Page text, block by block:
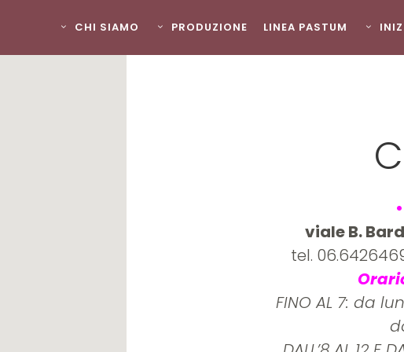
CHI SIAMO PRODUZIONE LINEA PASTUM
viale B.
tel.
FINO AL 7: da